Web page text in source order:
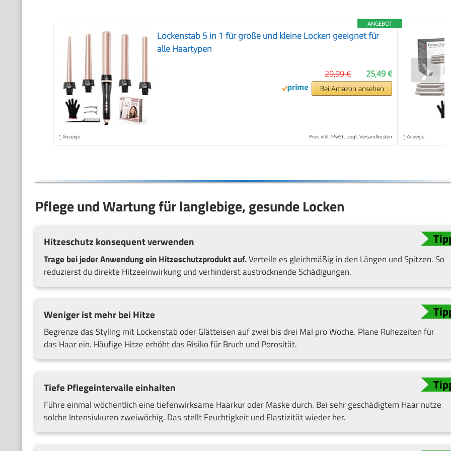
ANGEBOT
Lockenstab 5 in 1 für große und kleine Locken geeignet für
alle Haartypen
25,49 €
29,99 €
Bei Amazon ansehen
* Anzeige Preis inkl. MwSt., zzgl. Versandkosten * Anzeige
❯
Pflege und Wartung für langlebige, gesunde Locken
Hitzeschutz konsequent verwenden
Trage bei jeder Anwendung ein Hitzeschutzprodukt auf.Verteile es gleichmäßig in den Längen und Spitzen. So
reduzierst du direkte Hitzeeinwirkung und verhinderst austrocknende Schädigungen.
Weniger ist mehr bei Hitze
Begrenze das Styling mit Lockenstab oder Glätteisen auf zwei bis drei Mal pro Woche. Plane Ruhezeiten für
das Haar ein. Häufige Hitze erhöht das Risiko für Bruch und Porosität.
Tiefe Pflegeintervalle einhalten
Führe einmal wöchentlich eine tiefenwirksame Haarkur oder Maske durch. Bei sehr geschädigtem Haar nutze
solche Intensivkuren zweiwöchig. Das stellt Feuchtigkeit und Elastizität wieder her.